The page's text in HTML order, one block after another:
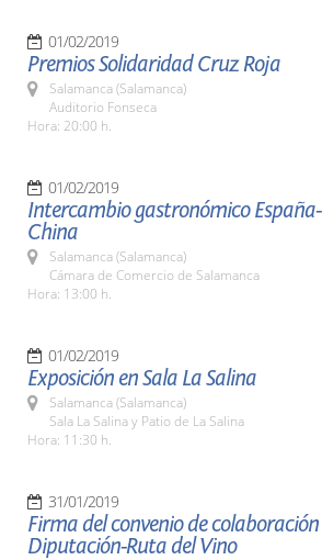
01/02/2019
Premios Solidaridad Cruz Roja
Salamanca (Salamanca)
Auditorio Fonseca
Hora: 20:00 h.
01/02/2019
Intercambio gastronómico España-
China
Salamanca (Salamanca)
Cámara de Comercio de Salamanca
Hora: 13:00 h.
01/02/2019
Exposición en Sala La Salina
Salamanca (Salamanca)
Sala La Salina y Patio de La Salina
Hora: 11:30 h.
31/01/2019
Firma del convenio de colaboración
Diputación-Ruta del Vino